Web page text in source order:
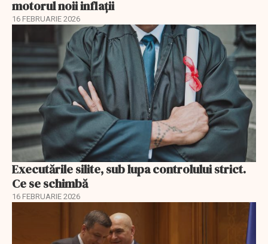
motorul noii inflații
16 FEBRUARIE 2026
Executările silite, sub lupa controlului strict.
Ce se schimbă
16 FEBRUARIE 2026